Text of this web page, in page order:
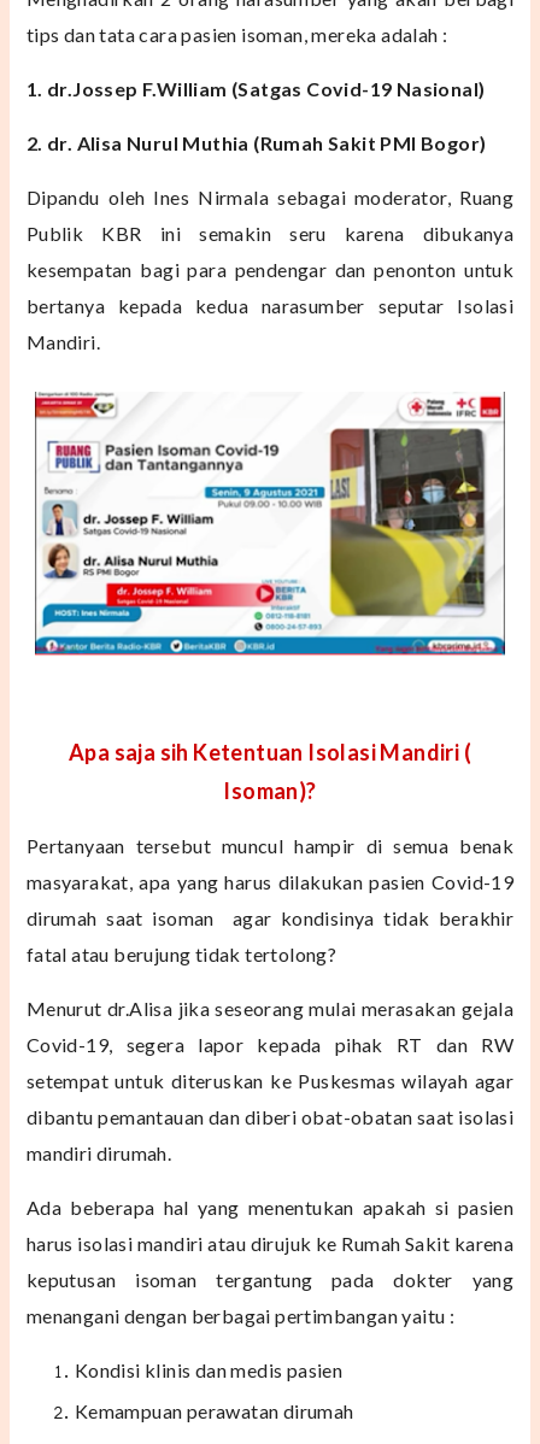
tips dan tata cara pasien isoman, mereka adalah :
1. dr.Jossep F.William (Satgas Covid-19 Nasional)
2. dr. Alisa Nurul Muthia (Rumah Sakit PMI Bogor)
Dipandu oleh Ines Nirmala sebagai moderator, Ruang
Publik KBR ini semakin seru karena dibukanya
kesempatan bagi para pendengar dan penonton untuk
bertanya kepada kedua narasumber seputar Isolasi
Mandiri.
Apa saja sih Ketentuan Isolasi Mandiri (
Isoman)?
Pertanyaan tersebut muncul hampir di semua benak
masyarakat, apa yang harus dilakukan pasien Covid-19
dirumah saat isoman agar kondisinya tidak berakhir
fatal atau berujung tidak tertolong?
Menurut dr.Alisa jika seseorang mulai merasakan gejala
Covid-19, segera lapor kepada pihak RT dan RW
setempat untuk diteruskan ke Puskesmas wilayah agar
dibantu pemantauan dan diberi obat-obatan saat isolasi
mandiri dirumah.
Ada beberapa hal yang menentukan apakah si pasien
harus isolasi mandiri atau dirujuk ke Rumah Sakit karena
keputusan isoman tergantung pada dokter yang
menangani dengan berbagai pertimbangan yaitu :
Kondisi klinis dan medis pasien
Kemampuan perawatan dirumah